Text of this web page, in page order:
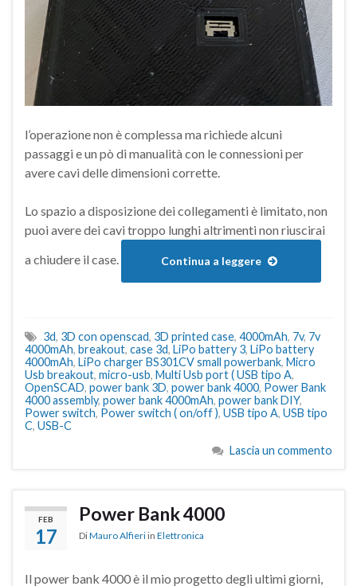
l’operazione non è complessa ma richiede alcuni
passaggi e un pò di manualità con le connessioni per
avere cavi delle dimensioni corrette.
Lo spazio a disposizione dei collegamenti è limitato, non
puoi avere dei cavi troppo lunghi altrimenti non riuscirai
a chiudere il case.
Continua a leggere
3d, 3D con openscad, 3D printed case, 4000mAh, 7v, 7v
4000mAh, breakout, case 3d, LiPo battery 3, LiPo battery
4000mAh, LiPo charger BS301CV small powerbank, Micro
Usb breakout, micro-usb, Multi Usb port ( USB tipo A,
OpenSCAD, power bank 3D, power bank 4000, Power Bank
4000 assembly, power bank 4000mAh, power bank DIY,
Power switch, Power switch ( on/off ), USB tipo A, USB tipo
C, USB-C
Lascia un commento
FEB
17
Power Bank 4000
DiMauro Alfieri in Elettronica
Il power bank 4000 è il mio progetto degli ultimi giorni,